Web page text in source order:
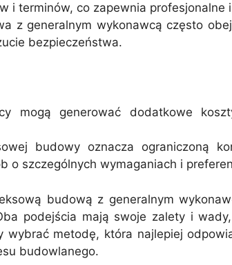
i terminów, co zapewnia
z generalnym wykonawcą często
bezpieczeństwa.
mogą generować dodatkowe
budowy oznacza ograniczoną
o szczególnych wymaganiach i
budową z generalnym
podejścia mają swoje zalety i
metodę, która najlepiej
budowlanego.